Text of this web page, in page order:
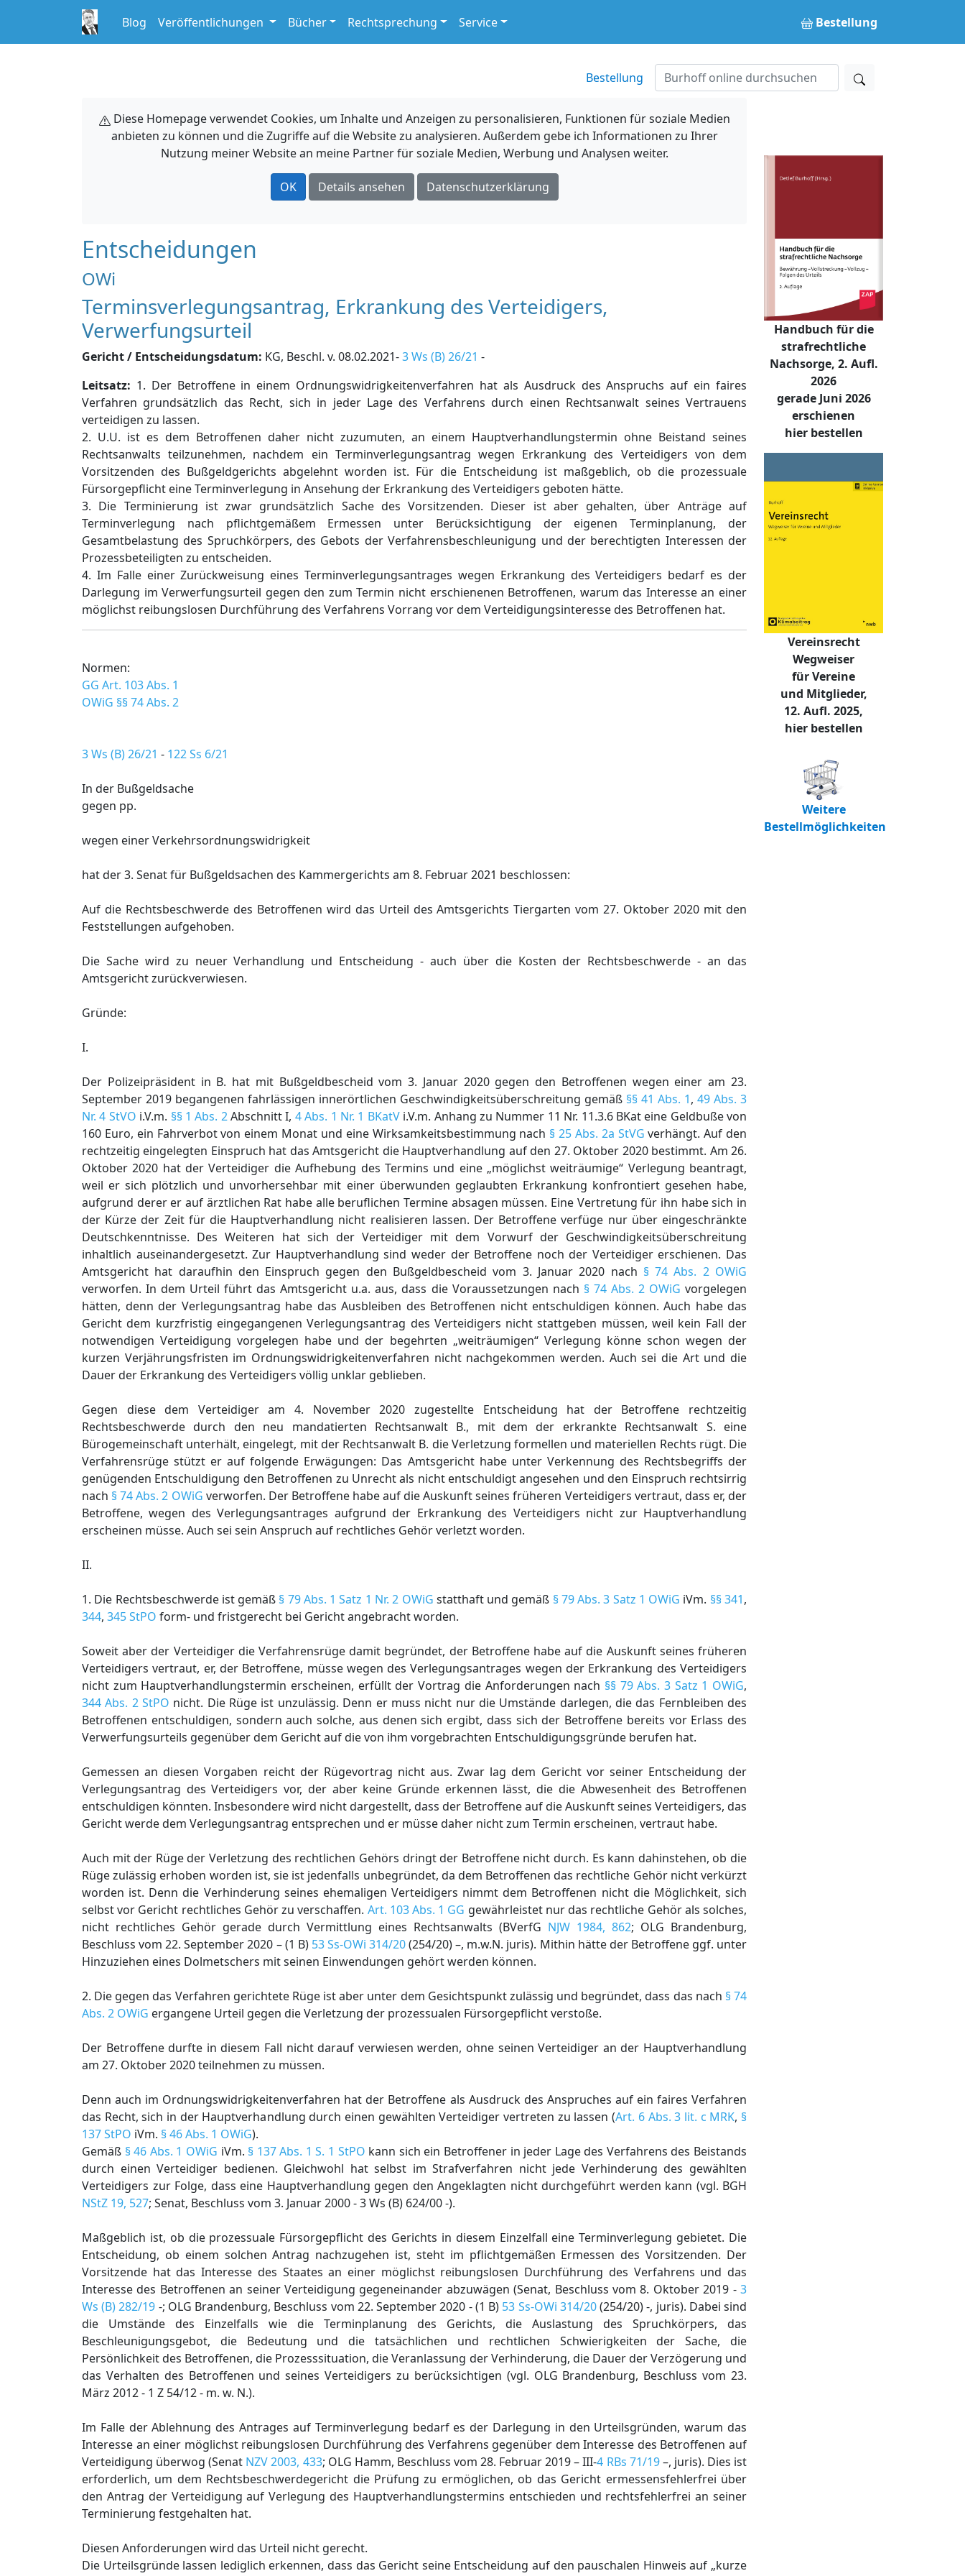
Blog Veröffentlichungen Bücher Rechtsprechung Service Bestellung
Bestellung
Diese Homepage verwendet Cookies, um Inhalte und Anzeigen zu personalisieren, Funktionen für soziale Medien
anbieten zu können und die Zugriffe auf die Website zu analysieren. Außerdem gebe ich Informationen zu Ihrer
Nutzung meiner Website an meine Partner für soziale Medien, Werbung und Analysen weiter.
OK Details ansehen Datenschutzerklärung
Entscheidungen
OWi
Terminsverlegungsantrag, Erkrankung des Verteidigers,
Verwerfungsurteil
Gericht / Entscheidungsdatum: KG, Beschl. v. 08.02.2021-3 Ws (B) 26/21 -
Leitsatz: 1. Der Betroffene in einem Ordnungswidrigkeitenverfahren hat als Ausdruck des Anspruchs auf ein faires
Verfahren grundsätzlich das Recht, sich in jeder Lage des Verfahrens durch einen Rechtsanwalt seines Vertrauens
verteidigen zu lassen.
2. U.U. ist es dem Betroffenen daher nicht zuzumuten, an einem Hauptverhandlungstermin ohne Beistand seines
Rechtsanwalts teilzunehmen, nachdem ein Terminverlegungsantrag wegen Erkrankung des Verteidigers von dem
Vorsitzenden des Bußgeldgerichts abgelehnt worden ist. Für die Entscheidung ist maßgeblich, ob die prozessuale
Fürsorgepflicht eine Terminverlegung in Ansehung der Erkrankung des Verteidigers geboten hätte.
3. Die Terminierung ist zwar grundsätzlich Sache des Vorsitzenden. Dieser ist aber gehalten, über Anträge auf
Terminverlegung nach pflichtgemäßem Ermessen unter Berücksichtigung der eigenen Terminplanung, der
Gesamtbelastung des Spruchkörpers, des Gebots der Verfahrensbeschleunigung und der berechtigten Interessen der
Prozessbeteiligten zu entscheiden.
4. Im Falle einer Zurückweisung eines Terminverlegungsantrages wegen Erkrankung des Verteidigers bedarf es der
Darlegung im Verwerfungsurteil gegen den zum Termin nicht erschienenen Betroffenen, warum das Interesse an einer
möglichst reibungslosen Durchführung des Verfahrens Vorrang vor dem Verteidigungsinteresse des Betroffenen hat.
Normen:
GG Art. 103 Abs. 1
OWiG §§ 74 Abs. 2
3 Ws (B) 26/21 - 122 Ss 6/21
In der Bußgeldsache
gegen pp.
wegen einer Verkehrsordnungswidrigkeit
hat der 3. Senat für Bußgeldsachen des Kammergerichts am 8. Februar 2021 beschlossen:
Auf die Rechtsbeschwerde des Betroffenen wird das Urteil des Amtsgerichts Tiergarten vom 27. Oktober 2020 mit den
Feststellungen aufgehoben.
Die Sache wird zu neuer Verhandlung und Entscheidung - auch über die Kosten der Rechtsbeschwerde - an das
Amtsgericht zurückverwiesen.
Gründe:
I.
Der Polizeipräsident in B. hat mit Bußgeldbescheid vom 3. Januar 2020 gegen den Betroffenen wegen einer am 23.
September 2019 begangenen fahrlässigen innerörtlichen Geschwindigkeitsüberschreitung gemäß §§ 41 Abs. 1, 49 Abs. 3
Nr. 4 StVO i.V.m. §§ 1 Abs. 2Abschnitt I, 4 Abs. 1 Nr. 1 BKatVi.V.m. Anhang zu Nummer 11 Nr. 11.3.6 BKat eine Geldbuße von
160 Euro, ein Fahrverbot von einem Monat und eine Wirksamkeitsbestimmung nach § 25 Abs. 2a StVG verhängt. Auf den
rechtzeitig eingelegten Einspruch hat das Amtsgericht die Hauptverhandlung auf den 27. Oktober 2020 bestimmt. Am 26.
Oktober 2020 hat der Verteidiger die Aufhebung des Termins und eine „möglichst weiträumige“ Verlegung beantragt,
weil er sich plötzlich und unvorhersehbar mit einer überwunden geglaubten Erkrankung konfrontiert gesehen habe,
aufgrund derer er auf ärztlichen Rat habe alle beruflichen Termine absagen müssen. Eine Vertretung für ihn habe sich in
der Kürze der Zeit für die Hauptverhandlung nicht realisieren lassen. Der Betroffene verfüge nur über eingeschränkte
Deutschkenntnisse. Des Weiteren hat sich der Verteidiger mit dem Vorwurf der Geschwindigkeitsüberschreitung
inhaltlich auseinandergesetzt. Zur Hauptverhandlung sind weder der Betroffene noch der Verteidiger erschienen. Das
Amtsgericht hat daraufhin den Einspruch gegen den Bußgeldbescheid vom 3. Januar 2020 nach § 74 Abs. 2 OWiG
verworfen. In dem Urteil führt das Amtsgericht u.a. aus, dass die Voraussetzungen nach § 74 Abs. 2 OWiG vorgelegen
hätten, denn der Verlegungsantrag habe das Ausbleiben des Betroffenen nicht entschuldigen können. Auch habe das
Gericht dem kurzfristig eingegangenen Verlegungsantrag des Verteidigers nicht stattgeben müssen, weil kein Fall der
notwendigen Verteidigung vorgelegen habe und der begehrten „weiträumigen“ Verlegung könne schon wegen der
kurzen Verjährungsfristen im Ordnungswidrigkeitenverfahren nicht nachgekommen werden. Auch sei die Art und die
Dauer der Erkrankung des Verteidigers völlig unklar geblieben.
Gegen diese dem Verteidiger am 4. November 2020 zugestellte Entscheidung hat der Betroffene rechtzeitig
Rechtsbeschwerde durch den neu mandatierten Rechtsanwalt B., mit dem der erkrankte Rechtsanwalt S. eine
Bürogemeinschaft unterhält, eingelegt, mit der Rechtsanwalt B. die Verletzung formellen und materiellen Rechts rügt. Die
Verfahrensrüge stützt er auf folgende Erwägungen: Das Amtsgericht habe unter Verkennung des Rechtsbegriffs der
genügenden Entschuldigung den Betroffenen zu Unrecht als nicht entschuldigt angesehen und den Einspruch rechtsirrig
nach § 74 Abs. 2 OWiG verworfen. Der Betroffene habe auf die Auskunft seines früheren Verteidigers vertraut, dass er, der
Betroffene, wegen des Verlegungsantrages aufgrund der Erkrankung des Verteidigers nicht zur Hauptverhandlung
erscheinen müsse. Auch sei sein Anspruch auf rechtliches Gehör verletzt worden.
II.
1. Die Rechtsbeschwerde ist gemäß § 79 Abs. 1 Satz 1 Nr. 2 OWiG statthaft und gemäß § 79 Abs. 3 Satz 1 OWiG iVm. §§ 341,
344, 345 StPO form- und fristgerecht bei Gericht angebracht worden.
Soweit aber der Verteidiger die Verfahrensrüge damit begründet, der Betroffene habe auf die Auskunft seines früheren
Verteidigers vertraut, er, der Betroffene, müsse wegen des Verlegungsantrages wegen der Erkrankung des Verteidigers
nicht zum Hauptverhandlungstermin erscheinen, erfüllt der Vortrag die Anforderungen nach §§ 79 Abs. 3 Satz 1 OWiG,
344 Abs. 2 StPO nicht. Die Rüge ist unzulässig. Denn er muss nicht nur die Umstände darlegen, die das Fernbleiben des
Betroffenen entschuldigen, sondern auch solche, aus denen sich ergibt, dass sich der Betroffene bereits vor Erlass des
Verwerfungsurteils gegenüber dem Gericht auf die von ihm vorgebrachten Entschuldigungsgründe berufen hat.
Gemessen an diesen Vorgaben reicht der Rügevortrag nicht aus. Zwar lag dem Gericht vor seiner Entscheidung der
Verlegungsantrag des Verteidigers vor, der aber keine Gründe erkennen lässt, die die Abwesenheit des Betroffenen
entschuldigen könnten. Insbesondere wird nicht dargestellt, dass der Betroffene auf die Auskunft seines Verteidigers, das
Gericht werde dem Verlegungsantrag entsprechen und er müsse daher nicht zum Termin erscheinen, vertraut habe.
Auch mit der Rüge der Verletzung des rechtlichen Gehörs dringt der Betroffene nicht durch. Es kann dahinstehen, ob die
Rüge zulässig erhoben worden ist, sie ist jedenfalls unbegründet, da dem Betroffenen das rechtliche Gehör nicht verkürzt
worden ist. Denn die Verhinderung seines ehemaligen Verteidigers nimmt dem Betroffenen nicht die Möglichkeit, sich
selbst vor Gericht rechtliches Gehör zu verschaffen. Art. 103 Abs. 1 GG gewährleistet nur das rechtliche Gehör als solches,
nicht rechtliches Gehör gerade durch Vermittlung eines Rechtsanwalts (BVerfG NJW 1984, 862; OLG Brandenburg,
Beschluss vom 22. September 2020 – (1 B) 53 Ss-OWi 314/20(254/20) –, m.w.N. juris). Mithin hätte der Betroffene ggf. unter
Hinzuziehen eines Dolmetschers mit seinen Einwendungen gehört werden können.
2. Die gegen das Verfahren gerichtete Rüge ist aber unter dem Gesichtspunkt zulässig und begründet, dass das nach § 74
Abs. 2 OWiG ergangene Urteil gegen die Verletzung der prozessualen Fürsorgepflicht verstoße.
Der Betroffene durfte in diesem Fall nicht darauf verwiesen werden, ohne seinen Verteidiger an der Hauptverhandlung
am 27. Oktober 2020 teilnehmen zu müssen.
Denn auch im Ordnungswidrigkeitenverfahren hat der Betroffene als Ausdruck des Anspruches auf ein faires Verfahren
das Recht, sich in der Hauptverhandlung durch einen gewählten Verteidiger vertreten zu lassen (Art. 6 Abs. 3 lit. c MRK, §
137 StPO iVm. § 46 Abs. 1 OWiG).
Gemäß § 46 Abs. 1 OWiG iVm. § 137 Abs. 1 S. 1 StPO kann sich ein Betroffener in jeder Lage des Verfahrens des Beistands
durch einen Verteidiger bedienen. Gleichwohl hat selbst im Strafverfahren nicht jede Verhinderung des gewählten
Verteidigers zur Folge, dass eine Hauptverhandlung gegen den Angeklagten nicht durchgeführt werden kann (vgl. BGH
NStZ 19, 527; Senat, Beschluss vom 3. Januar 2000 - 3 Ws (B) 624/00 -).
Maßgeblich ist, ob die prozessuale Fürsorgepflicht des Gerichts in diesem Einzelfall eine Terminverlegung gebietet. Die
Entscheidung, ob einem solchen Antrag nachzugehen ist, steht im pflichtgemäßen Ermessen des Vorsitzenden. Der
Vorsitzende hat das Interesse des Staates an einer möglichst reibungslosen Durchführung des Verfahrens und das
Interesse des Betroffenen an seiner Verteidigung gegeneinander abzuwägen (Senat, Beschluss vom 8. Oktober 2019 - 3
Ws (B) 282/19 -; OLG Brandenburg, Beschluss vom 22. September 2020 - (1 B) 53 Ss-OWi 314/20(254/20) -, juris). Dabei sind
die Umstände des Einzelfalls wie die Terminplanung des Gerichts, die Auslastung des Spruchkörpers, das
Beschleunigungsgebot, die Bedeutung und die tatsächlichen und rechtlichen Schwierigkeiten der Sache, die
Persönlichkeit des Betroffenen, die Prozesssituation, die Veranlassung der Verhinderung, die Dauer der Verzögerung und
das Verhalten des Betroffenen und seines Verteidigers zu berücksichtigen (vgl. OLG Brandenburg, Beschluss vom 23.
März 2012 - 1 Z 54/12 - m. w. N.).
Im Falle der Ablehnung des Antrages auf Terminverlegung bedarf es der Darlegung in den Urteilsgründen, warum das
Interesse an einer möglichst reibungslosen Durchführung des Verfahrens gegenüber dem Interesse des Betroffenen auf
Verteidigung überwog (Senat NZV 2003, 433; OLG Hamm, Beschluss vom 28. Februar 2019 – III-4 RBs 71/19–, juris). Dies ist
erforderlich, um dem Rechtsbeschwerdegericht die Prüfung zu ermöglichen, ob das Gericht ermessensfehlerfrei über
den Antrag der Verteidigung auf Verlegung des Hauptverhandlungstermins entschieden und rechtsfehlerfrei an seiner
Terminierung festgehalten hat.
Diesen Anforderungen wird das Urteil nicht gerecht.
Die Urteilsgründe lassen lediglich erkennen, dass das Gericht seine Entscheidung auf den pauschalen Hinweis auf „kurze
Handbuch für die
strafrechtliche
Nachsorge, 2. Aufl.
2026
gerade Juni 2026
erschienen
hier bestellen
Vereinsrecht
Wegweiser
für Vereine
und Mitglieder,
12. Aufl. 2025,
hier bestellen
Weitere
Bestellmöglichkeiten